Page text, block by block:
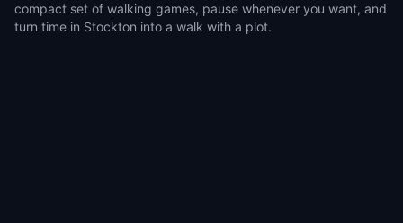
compact set of walking games, pause whenever you want, and
turn time in Stockton into a walk with a plot.